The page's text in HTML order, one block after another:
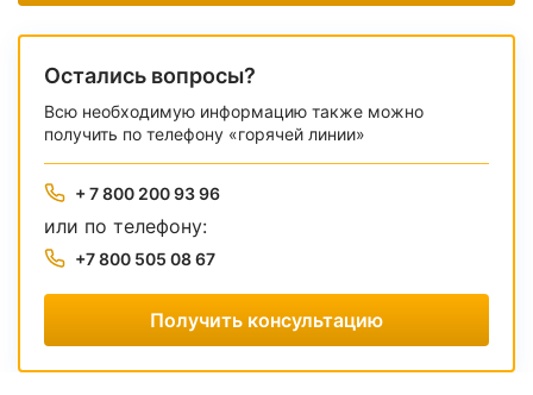
Остались вопросы?
Всю необходимую информацию также можно
получить по телефону «горячей линии»
+ 7 800 200 93 96
или по телефону:
+7 800 505 08 67
Получить консультацию